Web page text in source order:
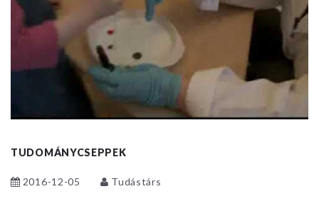
TUDOMÁNYCSEPPEK
2016-12-05 Tudástárs